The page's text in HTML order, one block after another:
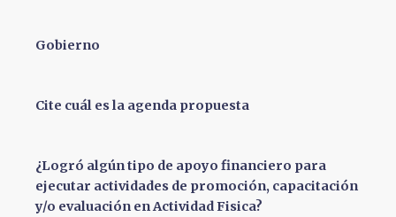
Gobierno
Cite cuál es la agenda propuesta
¿Logró algún tipo de apoyo financiero para
ejecutar actividades de promoción, capacitación
y/o evaluación en Actividad Fisica?